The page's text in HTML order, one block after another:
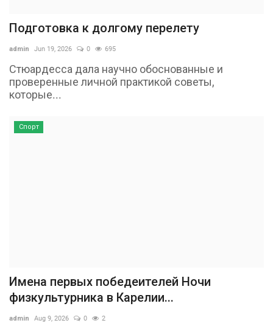
Подготовка к долгому перелету
admin Jun 19, 2026 0 695
Стюардесса дала научно обоснованные и
проверенные личной практикой советы,
которые...
Спорт
Имена первых победеителей Ночи
физкультурника в Карелии...
admin Aug 9, 2026 0 2